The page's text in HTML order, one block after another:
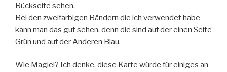
Rückseite sehen.
Bei den zweifarbigen Bändern die ich verwendet habe
kann man das gut sehen, denn die sind auf der einen Seite
Grün und auf der Anderen Blau.
Wie Magie!? Ich denke, diese Karte würde für einiges an